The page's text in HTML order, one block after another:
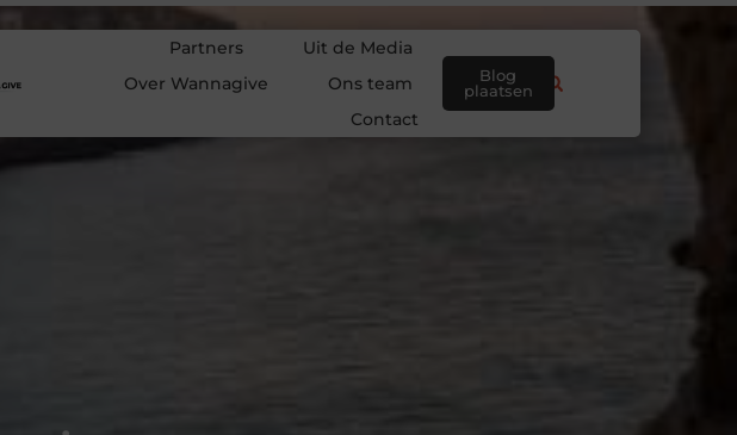
Partners
Uit de Media
Over Wannagive
Ons team
Contact
Blog
plaatsen